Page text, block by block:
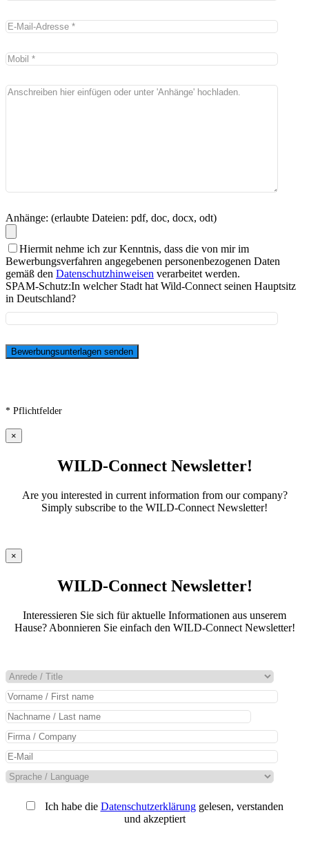
Anhänge: (erlaubte Dateien: pdf, doc, docx, odt)
Hiermit nehme ich zur Kenntnis, dass die von mir im
Bewerbungsverfahren angegebenen personenbezogenen Daten
gemäß den Datenschutzhinweisen verarbeitet werden.
SPAM-Schutz:In welcher Stadt hat Wild-Connect seinen Hauptsitz
in Deutschland?
* Pflichtfelder
×
WILD-Connect Newsletter!
Are you interested in current information from our company?
Simply subscribe to the WILD-Connect Newsletter!
×
WILD-Connect Newsletter!
Interessieren Sie sich für aktuelle Informationen aus unserem
Hause? Abonnieren Sie einfach den WILD-Connect Newsletter!
Ich habe die Datenschutzerklärunggelesen, verstanden
und akzeptiert